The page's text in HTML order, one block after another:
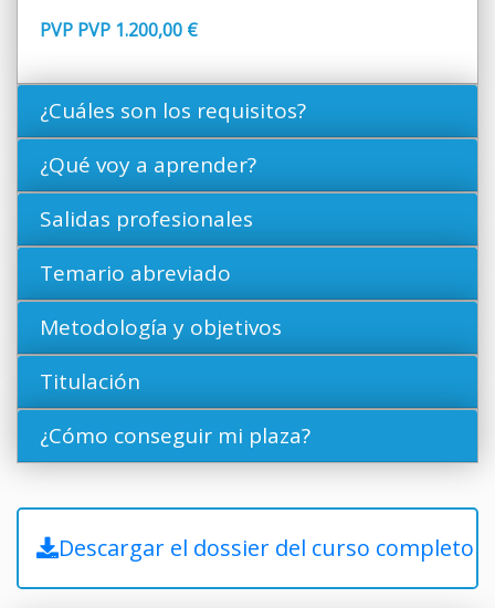
PVP PVP 1.200,00 €
¿Cuáles son los requisitos?
¿Qué voy a aprender?
Salidas profesionales
Temario abreviado
Metodología y objetivos
Titulación
¿Cómo conseguir mi plaza?
Descargar el dossier del curso completo